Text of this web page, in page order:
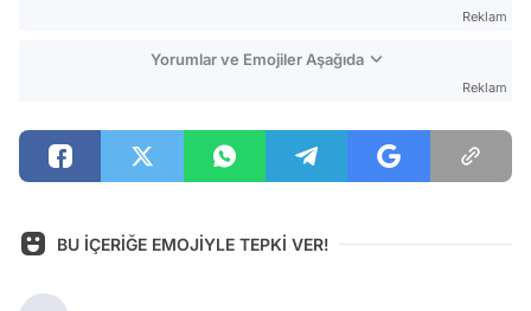
Reklam
Yorumlar ve Emojiler Aşağıda
Reklam
BU İÇERİĞE EMOJİYLE TEPKİ VER!